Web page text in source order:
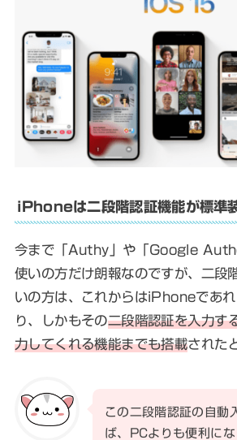
iPhoneは二段階認証機能が標準
今まで「Authy」や「Google
使いの方だけ朗報なのですが、二段
いの方は、これからはiPhoneであ
り、しかもその二段階認証を入力す
力してくれる機能までも搭載された
この二段階認証の自動
ば、PCよりも便利にな